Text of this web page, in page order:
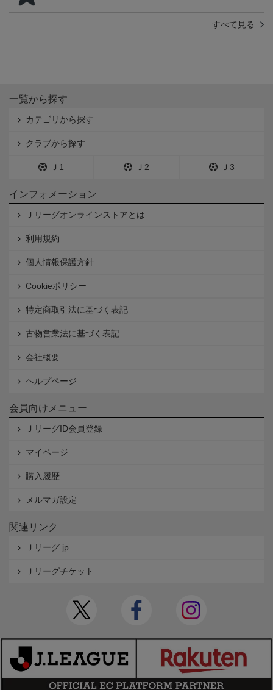
すべて見る
一覧から探す
カテゴリから探す
クラブから探す
Ｊ1 Ｊ2 Ｊ3
インフォメーション
Ｊリーグオンラインストアとは
利用規約
個人情報保護方針
Cookieポリシー
特定商取引法に基づく表記
古物営業法に基づく表記
会社概要
ヘルプページ
会員向けメニュー
ＪリーグID会員登録
マイページ
購入履歴
メルマガ設定
関連リンク
Ｊリーグ.jp
Ｊリーグチケット